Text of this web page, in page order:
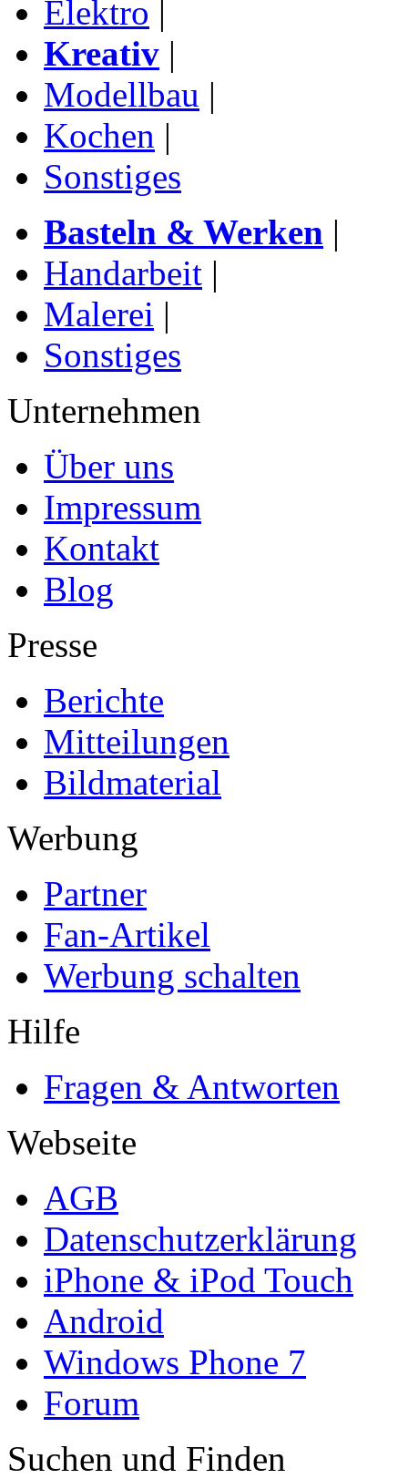
Elektro
Kreativ |
Modellbau |
Kochen |
Sonstiges
Basteln & Werken |
Handarbeit |
Malerei |
Sonstiges
Unternehmen
Über uns
Impressum
Kontakt
Blog
Presse
Berichte
Mitteilungen
Bildmaterial
Werbung
Partner
Fan-Artikel
Werbung schalten
Hilfe
Fragen & Antworten
Webseite
AGB
Datenschutzerklärung
iPhone & iPod Touch
Android
Windows Phone 7
Forum
Suchen und Finden